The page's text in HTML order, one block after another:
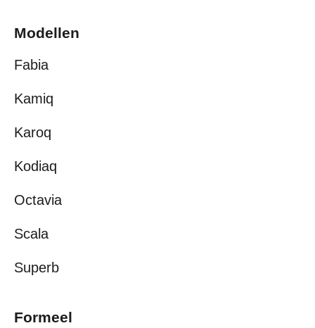
Modellen
Fabia
Kamiq
Karoq
Kodiaq
Octavia
Scala
Superb
Formeel